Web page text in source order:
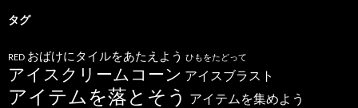
タグ
RED おばけにタイルをあたえよう ひもをたどって
アイスクリームコーン アイスブラスト
アイテムを落とそう アイテムを集めよう